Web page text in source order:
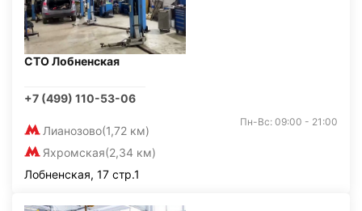
СТО Лобненская
+7 (499) 110-53-06
Лианозово(1,72 км)
Яхромская(2,34 км)
Пн-Вс: 09:00 - 21:00
Лобненская, 17 стр.1